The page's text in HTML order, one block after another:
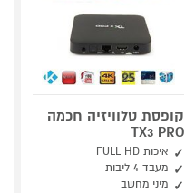
קופסת טלוויזיה חכמה
TX3 PRO
איכות FULL HD
מעבד 4 ליבות
מיני מחשב